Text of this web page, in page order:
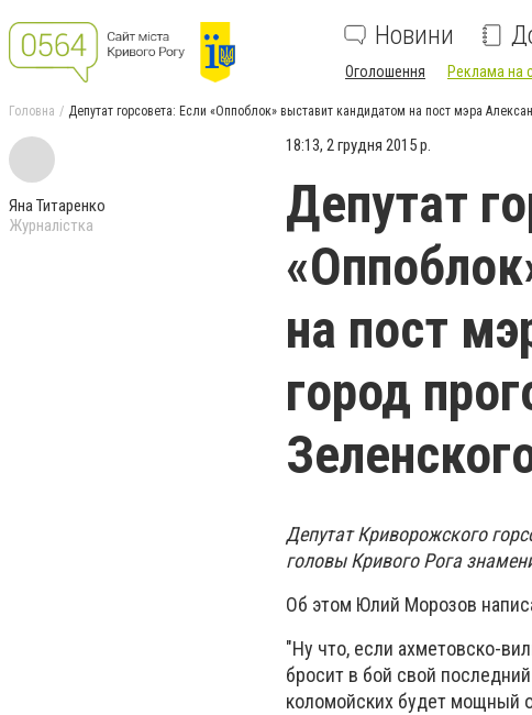
Новини
Оголошення Реклама на
Головна Депутат горсовета: Если «Оппоблок» выставит кандидатом на пост мэра
Яна Титаренко
Журналістка
18:13, 2 грудня 2015 р.
Депутат
на пост
город
Депутат Криворожского
головы Кривого Рога
Об этом Юлий Морозов
"Ну что, если ахметовско-
бросит в бой свой
коломойских будет мощный